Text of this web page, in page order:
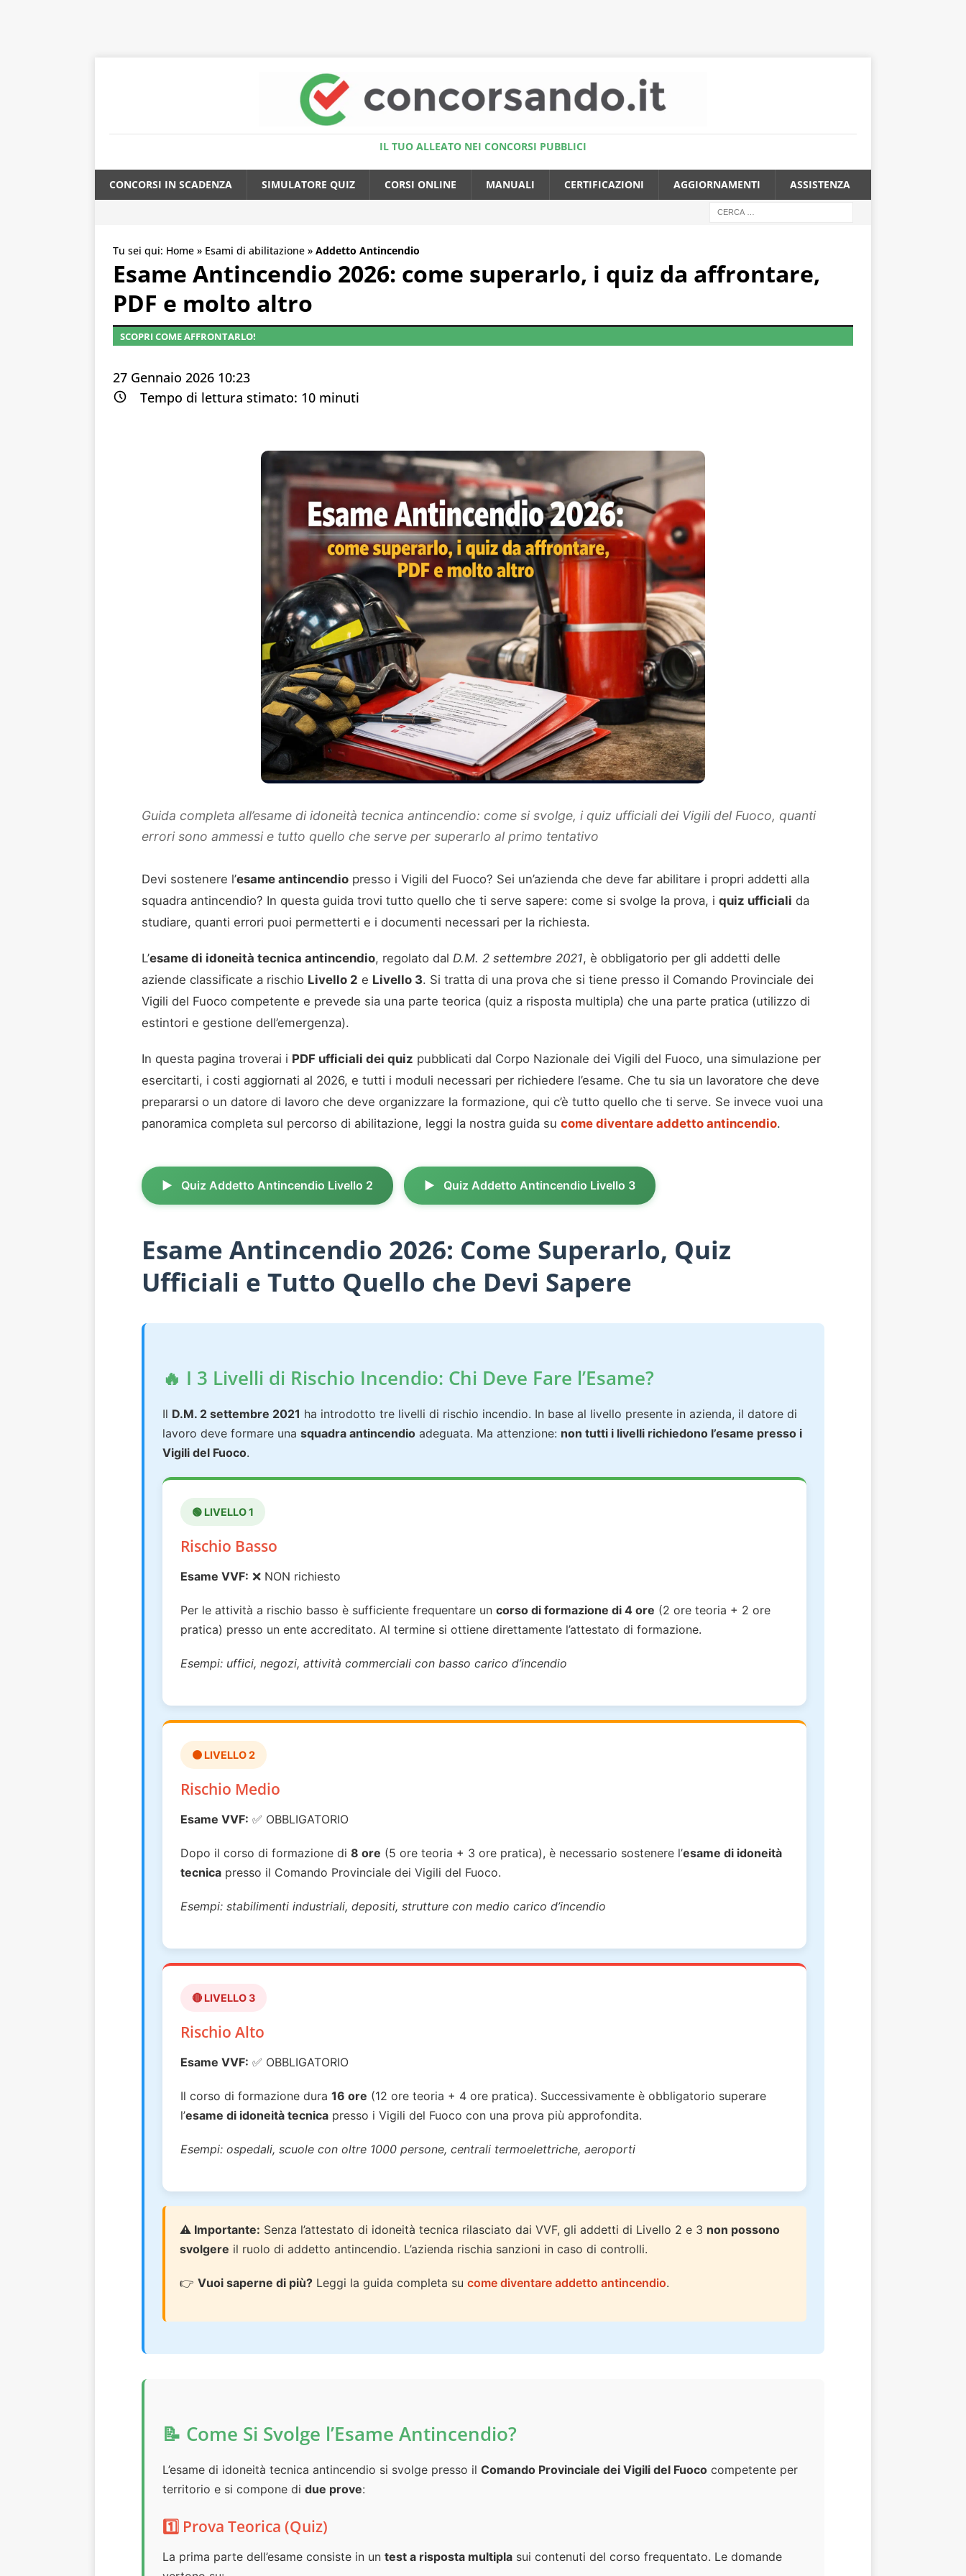
IL TUO ALLEATO NEI CONCORSI PUBBLICI
CONCORSI IN SCADENZA SIMULATORE QUIZ CORSI ONLINE MANUALI CERTIFICAZIONI AGGIORNAMENTI ASSISTENZA
Tu sei qui: Home » Esami di abilitazione » Addetto Antincendio
Esame Antincendio 2026: come superarlo, i quiz da affrontare,
PDF e molto altro
SCOPRI COME AFFRONTARLO!
27 Gennaio 2026 10:23
Tempo di lettura stimato: 10 minuti
Guida completa all’esame di idoneità tecnica antincendio: come si svolge, i quiz ufficiali dei Vigili del Fuoco, quanti
errori sono ammessi e tutto quello che serve per superarlo al primo tentativo
Devi sostenere l’esame antincendio presso i Vigili del Fuoco? Sei un’azienda che deve far abilitare i propri addetti alla
squadra antincendio? In questa guida trovi tutto quello che ti serve sapere: come si svolge la prova, i quiz ufficiali da
studiare, quanti errori puoi permetterti e i documenti necessari per la richiesta.
L’esame di idoneità tecnica antincendio, regolato dal D.M. 2 settembre 2021, è obbligatorio per gli addetti delle
aziende classificate a rischio Livello 2 e Livello 3. Si tratta di una prova che si tiene presso il Comando Provinciale dei
Vigili del Fuoco competente e prevede sia una parte teorica (quiz a risposta multipla) che una parte pratica (utilizzo di
estintori e gestione dell’emergenza).
In questa pagina troverai i PDF ufficiali dei quiz pubblicati dal Corpo Nazionale dei Vigili del Fuoco, una simulazione per
esercitarti, i costi aggiornati al 2026, e tutti i moduli necessari per richiedere l’esame. Che tu sia un lavoratore che deve
prepararsi o un datore di lavoro che deve organizzare la formazione, qui c’è tutto quello che ti serve. Se invece vuoi una
panoramica completa sul percorso di abilitazione, leggi la nostra guida su come diventare addetto antincendio.
Quiz Addetto Antincendio Livello 2 Quiz Addetto Antincendio Livello 3
Esame Antincendio 2026: Come Superarlo, Quiz
Ufficiali e Tutto Quello che Devi Sapere
🔥 I 3 Livelli di Rischio Incendio: Chi Deve Fare l’Esame?
Il D.M. 2 settembre 2021 ha introdotto tre livelli di rischio incendio. In base al livello presente in azienda, il datore di
lavoro deve formare una squadra antincendio adeguata. Ma attenzione: non tutti i livelli richiedono l’esame presso i
Vigili del Fuoco.
🟢 LIVELLO 1
Rischio Basso
Esame VVF: ❌ NON richiesto
Per le attività a rischio basso è sufficiente frequentare un corso di formazione di 4 ore (2 ore teoria + 2 ore
pratica) presso un ente accreditato. Al termine si ottiene direttamente l’attestato di formazione.
Esempi: uffici, negozi, attività commerciali con basso carico d’incendio
🟠 LIVELLO 2
Rischio Medio
Esame VVF: ✅ OBBLIGATORIO
Dopo il corso di formazione di 8 ore (5 ore teoria + 3 ore pratica), è necessario sostenere l’esame di idoneità
tecnica presso il Comando Provinciale dei Vigili del Fuoco.
Esempi: stabilimenti industriali, depositi, strutture con medio carico d’incendio
🔴 LIVELLO 3
Rischio Alto
Esame VVF: ✅ OBBLIGATORIO
Il corso di formazione dura 16 ore (12 ore teoria + 4 ore pratica). Successivamente è obbligatorio superare
l’esame di idoneità tecnica presso i Vigili del Fuoco con una prova più approfondita.
Esempi: ospedali, scuole con oltre 1000 persone, centrali termoelettriche, aeroporti
⚠️ Importante: Senza l’attestato di idoneità tecnica rilasciato dai VVF, gli addetti di Livello 2 e 3 non possono
svolgere il ruolo di addetto antincendio. L’azienda rischia sanzioni in caso di controlli.
👉 Vuoi saperne di più? Leggi la guida completa su come diventare addetto antincendio.
📝 Come Si Svolge l’Esame Antincendio?
L’esame di idoneità tecnica antincendio si svolge presso il Comando Provinciale dei Vigili del Fuoco competente per
territorio e si compone di due prove:
1️⃣ Prova Teorica (Quiz)
La prima parte dell’esame consiste in un test a risposta multipla sui contenuti del corso frequentato. Le domande